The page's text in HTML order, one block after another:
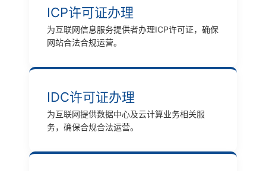
ICP许可证办理
为互联网信息服务提供者办理ICP许可证，确保
网站合法合规运营。
IDC许可证办理
为互联网提供数据中心及云计算业务相关服
务，确保合规合法运营。